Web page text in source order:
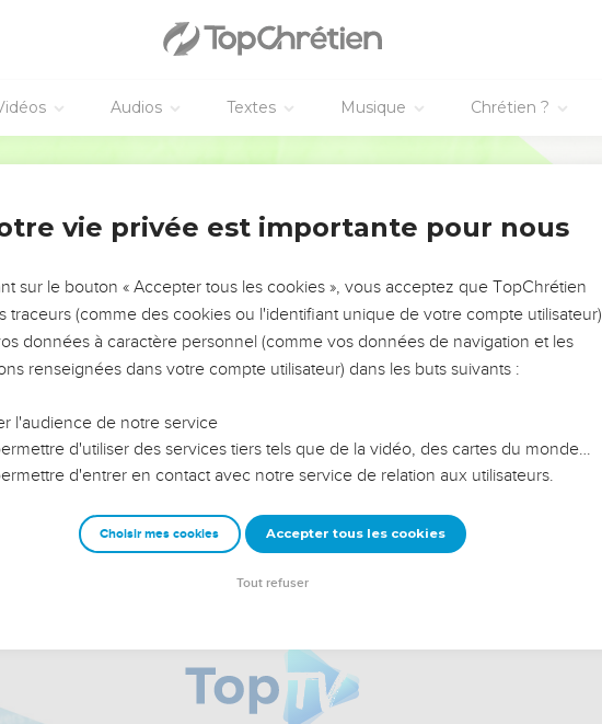
Audios Textes Musique Chrétien ?
DE L’ANNÉE !
ÉVITER LES VOTRES ?
leur impact, leur foi ou leur vision. Mais on voit
difficiles qu'ils ont traversés, alors même que ce sont
et responsables reviennent sur les erreurs
avancer avec plus de sagesse afin que leurs erreurs
un ministère, une équipe, un groupe ou une famille,
vie privée est importante pour nous
sur le bouton « Accepter tous les cookies », vous acceptez que TopChrétien
traceurs (comme des cookies ou l'identifiant unique de votre compte utilisateur)
données à caractère personnel (comme vos données de navigation et les
renseignées dans votre compte utilisateur) dans les buts suivants :
l'audience de notre service
d'utiliser des services tiers tels que de la vidéo, des cartes du monde…
d'entrer en contact avec notre service de relation aux utilisateurs.
Choisir mes cookies Accepter tous les cookies
Tout refuser